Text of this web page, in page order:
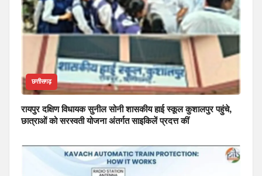
छत्तीसगढ़
रायपुर दक्षिण विधायक सुनील सोनी शासकीय हाई स्कूल कुशालपुर पहुंचे,
छात्राओं को सरस्वती योजना अंतर्गत साइकिलें प्रदत्त कीं